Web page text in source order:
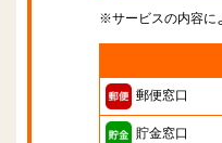
※サービスの内容に
郵便窓口
貯金窓口